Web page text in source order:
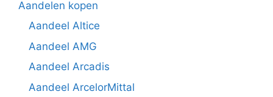
Aandelen kopen
Aandeel Altice
Aandeel AMG
Aandeel Arcadis
Aandeel ArcelorMittal